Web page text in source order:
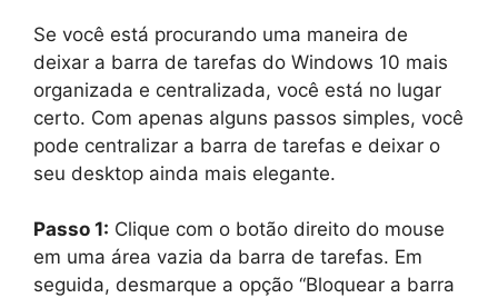
Se você está procurando uma maneira de
deixar a barra de tarefas do Windows 10 mais
organizada e centralizada, você está no lugar
certo. Com apenas alguns passos simples, você
pode centralizar a barra de tarefas e deixar o
seu desktop ainda mais elegante.
Passo 1: Clique com o botão direito do mouse
em uma área vazia da barra de tarefas. Em
seguida, desmarque a opção “Bloquear a barra